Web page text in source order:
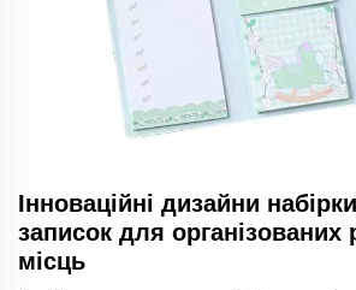
Інноваційні дизайни
записок для організованих
місць